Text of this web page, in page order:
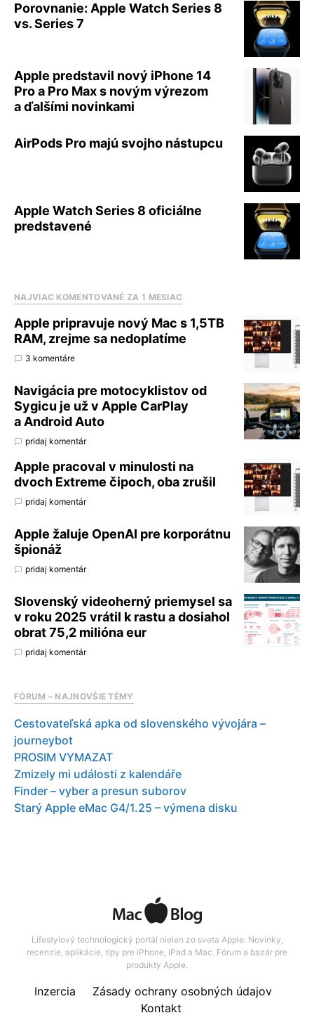
Porovnanie: Apple Watch Series 8
vs. Series 7
Apple predstavil nový iPhone 14
Pro a Pro Max s novým výrezom
a ďalšími novinkami
AirPods Pro majú svojho nástupcu
Apple Watch Series 8 oficiálne
predstavené
NAJVIAC KOMENTOVANÉ ZA 1 MESIAC
Apple pripravuje nový Mac s 1,5TB
RAM, zrejme sa nedoplatíme
3 komentáre
Navigácia pre motocyklistov od
Sygicu je už v Apple CarPlay
a Android Auto
pridaj komentár
Apple pracoval v minulosti na
dvoch Extreme čipoch, oba zrušil
pridaj komentár
Apple žaluje OpenAI pre korporátnu
špionáž
pridaj komentár
Slovenský videoherný priemysel sa
v roku 2025 vrátil k rastu a dosiahol
obrat 75,2 milióna eur
pridaj komentár
FÓRUM – NAJNOVŠIE TÉMY
Cestovateľská apka od slovenského vývojára –
journeybot
PROSIM VYMAZAT
Zmizely mi události z kalendáře
Finder – vyber a presun suborov
Starý Apple eMac G4/1.25 – výmena disku
Lifestylový technologický portál nielen zo sveta Apple. Novinky,
recenzie, aplikácie, tipy pre iPhone, iPad a Mac. Fórum a bazár pre
produkty Apple.
Inzercia
Zásady ochrany osobných údajov
Kontakt